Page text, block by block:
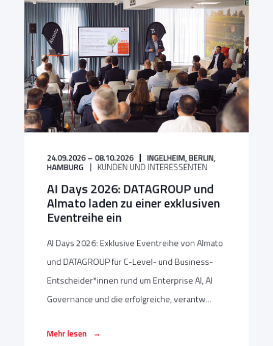
24.09.2026 – 08.10.2026 INGELHEIM,BERLIN,
HAMBURG KUNDEN UND INTERESSENTEN
AI Days 2026: DATAGROUP und
Almato laden zu einer exklusiven
Eventreihe ein
AI Days 2026: Exklusive Eventreihe von Almato
und DATAGROUP für C-Level- und Business-
Entscheider*innen rund um Enterprise AI, AI
Governance und die erfolgreiche, verantw...
Mehr lesen →